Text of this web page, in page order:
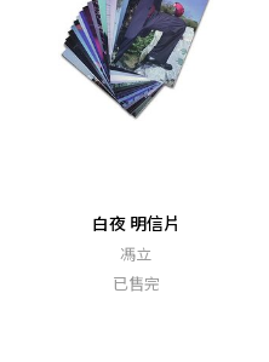
白夜 明信片
馮立
已售完